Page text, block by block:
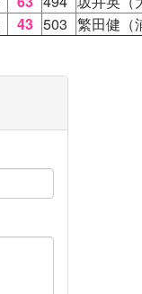
43 503 繁田健（